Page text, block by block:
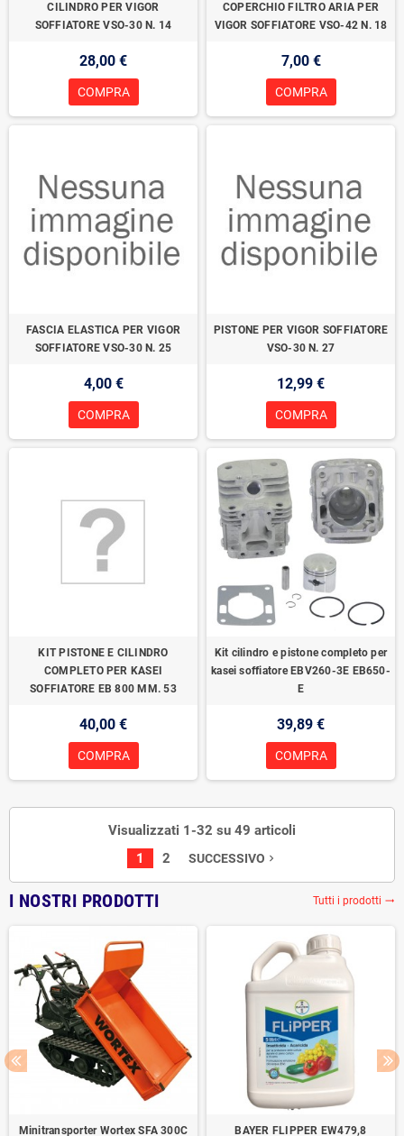
CILINDRO PER VIGOR
SOFFIATORE VSO-30 N. 14
28,00 €
COMPRA
COPERCHIO FILTRO ARIA PER
VIGOR SOFFIATORE VSO-42 N. 18
7,00 €
COMPRA
FASCIA ELASTICA PER VIGOR
SOFFIATORE VSO-30 N. 25
4,00 €
COMPRA
PISTONE PER VIGOR SOFFIATORE
VSO-30 N. 27
12,99 €
COMPRA
KIT PISTONE E CILINDRO
COMPLETO PER KASEI
SOFFIATORE EB 800 MM. 53
40,00 €
COMPRA
Kit cilindro e pistone completo per
kasei soffiatore EBV260-3E EB650-
E
39,89 €
COMPRA
Visualizzati 1-32 su 49 articoli
1
2 SUCCESSIVO navigate_next
I NOSTRI PRODOTTI Tutti i prodotti trending_flat
Minitransporter Wortex SFA 300C BAYER FLIPPER EW479,8